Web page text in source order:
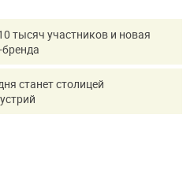
тысяч участников и новая
станет столицей